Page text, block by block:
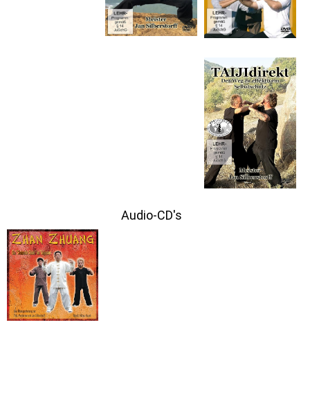
Audio-CD's